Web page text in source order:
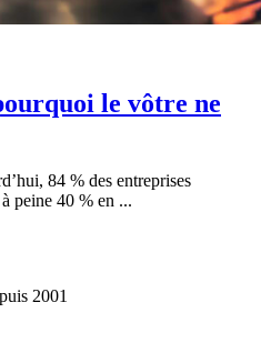
le vôtre ne
84 % des entreprises
peine 40 % en ...
2001